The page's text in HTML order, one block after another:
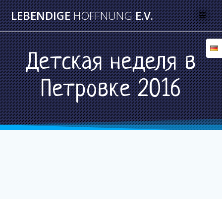
Skip
to
content
LEBENDIGEHOFFNUNGE.V.
Детская неделя в
Петровке 2016